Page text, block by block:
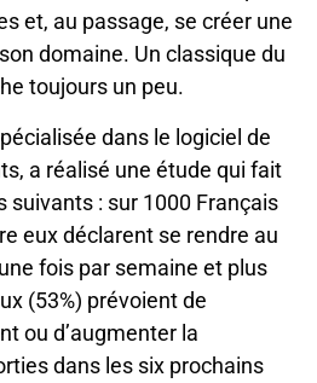
et, au passage, se créer une
domaine. Un classique du
toujours un peu.
dans le logiciel de
a réalisé une étude qui fait
suivants : sur 1000 Français
eux déclarent se rendre au
fois par semaine et plus
(53%) prévoient de
ou d’augmenter la
dans les six prochains